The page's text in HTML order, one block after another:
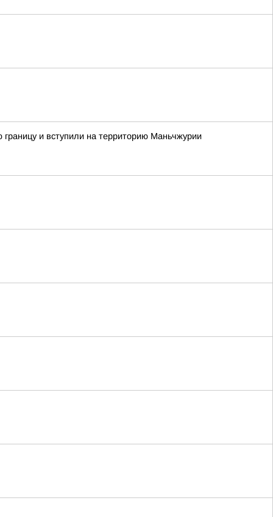
и вступили на территорию Маньчжурии